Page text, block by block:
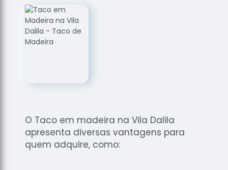
Assoalhos
de Madeira
Loja de
Assoalhos
Assoalhos
Raspagem
de Tacos
O Taco em madeira na Vila Dalila
apresenta diversas vantagens para
quem adquire, como: